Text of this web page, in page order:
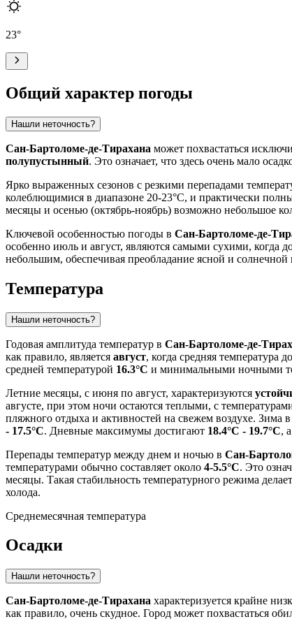
23°
Общий характер погоды
Нашли неточность?
Сан-Бартоломе-де-Тирахана может похвастаться
полупустынный. Это означает, что здесь очень мало
Ярко выраженных сезонов с резкими перепадами
колеблющимися в диапазоне 20-23°C, и практически
месяцы и осенью (октябрь-ноябрь) возможно небольшое
Ключевой особенностью погоды в Сан-Бартоломе-де-
особенно июль и август, являются самыми сухими, когда
небольшим, обеспечивая преобладание ясной и
Температура
Нашли неточность?
Годовая амплитуда температур в Сан-Бартоломе-де-
как правило, является август, когда средняя температура
средней температурой 16.3°C и минимальными ночными
Летние месяцы, с июня по август, характеризуются
августе, при этом ночи остаются теплыми, с
пляжного отдыха и активностей на свежем воздухе. Зима в
- 17.5°C. Дневные максимумы достигают 18.4°C - 19.7°C,
Перепады температур между днем и ночью в Сан-
температурами обычно составляет около 4-5.5°C. Это
месяцы. Такая стабильность температурного режима
холода.
Среднемесячная температура
Осадки
Нашли неточность?
Сан-Бартоломе-де-Тирахана характеризуется крайне
как правило, очень скудное. Город может похвастаться